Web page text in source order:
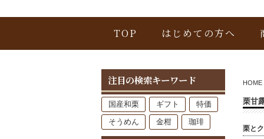
TOP はじめての方へ
HOME
栗甘
栗と
注目の検索キーワード
国産和栗 ギフト 特価
そうめん 金柑 珈琲